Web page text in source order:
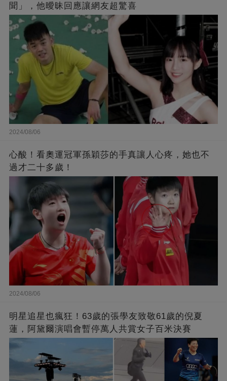
聞」，他曖昧回應讓網友超驚喜
2024/08/06
心酸！看奧運冠軍孫穎莎的手真讓人心疼，她也不
過才二十多歲！
2024/08/06
明星追星也瘋狂！63歲的張學友致敬61歲的倪夏
蓮，阿黛爾演唱會暫停萬人共賞女子百米決賽